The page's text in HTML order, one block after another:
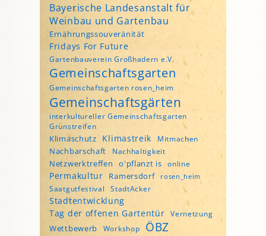
Bayerische Landesanstalt für
Weinbau und Gartenbau
Ernährungssouveränität
Fridays For Future
Gartenbauverein Großhadern e.V.
Gemeinschaftsgarten
Gemeinschaftsgarten rosen_heim
Gemeinschaftsgärten
interkultureller Gemeinschaftsgarten
Grünstreifen
Klimaschutz Klimastreik Mitmachen
Nachbarschaft Nachhaltigkeit
Netzwerktreffen o'pflanzt is online
Permakultur Ramersdorf rosen_heim
Saatgutfestival StadtAcker
Stadtentwicklung
Tag der offenen Gartentür
Vernetzung
Wettbewerb Workshop ÖBZ